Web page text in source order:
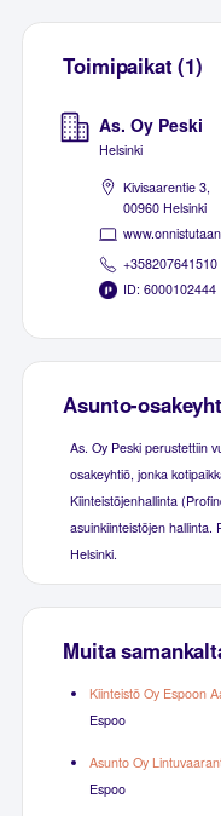
Toimipaikat (1)
As. Oy Peski
Helsinki
Kivisaarentie 3,
00960 Helsinki
+358207641510
ID: 6000102444
Asunto-
As. Oy Peski perustettiin
osakeyhtiö, jonka
Kiinteistöjenhallinta
asuinkiinteistöjen hallinta.
Helsinki.
Muita
Kiinteistö Oy Espoon
Espoo
Asunto Oy
Espoo